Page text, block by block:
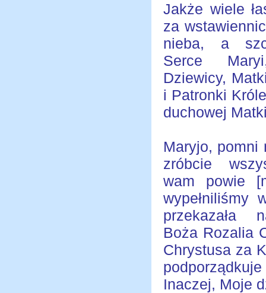
Jakże wiele
za
nieba, a
Serce
Dziewicy,
i Patronki
duchowej
Maryjo, pomni
zróbcie
wam powie
wypełniliśmy
przekazała
Boża Rozalia
Chrystusa za
Inaczej, Moje